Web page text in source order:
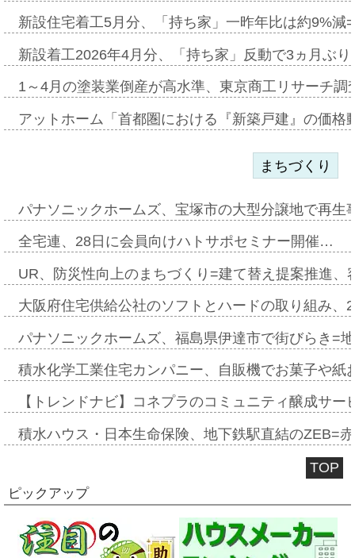
新設住宅着工5月分、「持ち家」一昨年比は約9%
新設着工2026年4月分、「持ち家」反動で3ヵ月ぶ
1～4月の塗装業倒産が高水準、東京商工リサーチ
アットホーム「首都圏における『新築戸建』の価
まちづくり
パナソニックホームズ、宝塚市の大型分譲地で再
全宅連、28日に会員向けハトサポセミナー開催…
UR、防災性向上のまちづくり=建て替え提案推進
大阪府住宅供給公社のソフトとハードの取り組み
パナソニックホームズ、福島県伊達市で街びらき=
積水化学工業住宅カンパニー、自販機でお菓子や
【トレンドナビ】コネプラのコミュニティ醸成サ
積水ハウス・日本生命保険、地下鉄駅直結のZEB=
TOP
ピックアップ